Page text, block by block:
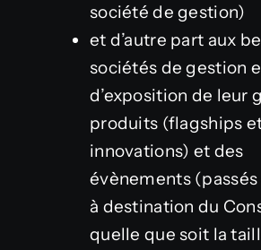
société de gestion)
et d’autre part aux
sociétés de gestion
d’exposition de leur
produits (flagships
innovations) et des
évènements
à destination du
quelle que soit la